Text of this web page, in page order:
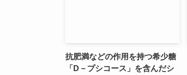
抗肥満などの作用を持つ希少糖
「D－プシコース」を含んだシ